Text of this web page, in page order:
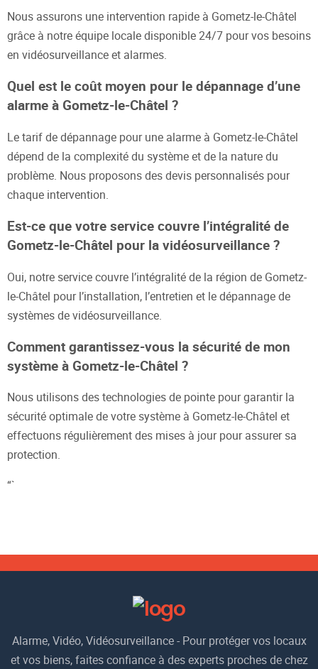
Nous assurons une intervention rapide à Gometz-le-Châtel
grâce à notre équipe locale disponible 24/7 pour vos besoins
en vidéosurveillance et alarmes.
Quel est le coût moyen pour le dépannage d’une
alarme à Gometz-le-Châtel ?
Le tarif de dépannage pour une alarme à Gometz-le-Châtel
dépend de la complexité du système et de la nature du
problème. Nous proposons des devis personnalisés pour
chaque intervention.
Est-ce que votre service couvre l’intégralité de
Gometz-le-Châtel pour la vidéosurveillance ?
Oui, notre service couvre l’intégralité de la région de Gometz-
le-Châtel pour l’installation, l’entretien et le dépannage de
systèmes de vidéosurveillance.
Comment garantissez-vous la sécurité de mon
système à Gometz-le-Châtel ?
Nous utilisons des technologies de pointe pour garantir la
sécurité optimale de votre système à Gometz-le-Châtel et
effectuons régulièrement des mises à jour pour assurer sa
protection.
“`
Alarme, Vidéo, Vidéosurveillance - Pour protéger vos locaux
et vos biens, faites confiance à des experts proches de chez